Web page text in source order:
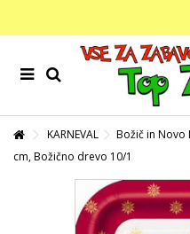
KARNEVAL Božič in Novo
cm, Božično drevo 10/1